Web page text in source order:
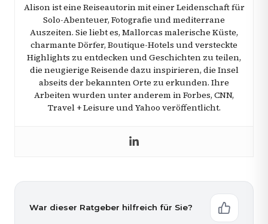
Alison ist eine Reiseautorin mit einer Leidenschaft für
Solo-Abenteuer, Fotografie und mediterrane
Auszeiten. Sie liebt es, Mallorcas malerische Küste,
charmante Dörfer, Boutique-Hotels und versteckte
Highlights zu entdecken und Geschichten zu teilen,
die neugierige Reisende dazu inspirieren, die Insel
abseits der bekannten Orte zu erkunden. Ihre
Arbeiten wurden unter anderem in Forbes, CNN,
Travel + Leisure und Yahoo veröffentlicht.
War dieser Ratgeber hilfreich für Sie?